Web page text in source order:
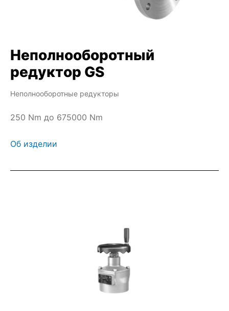
Неполнооборотный
редуктор GS
Неполнооборотные редукторы
250 Nm до 675000 Nm
Об изделии